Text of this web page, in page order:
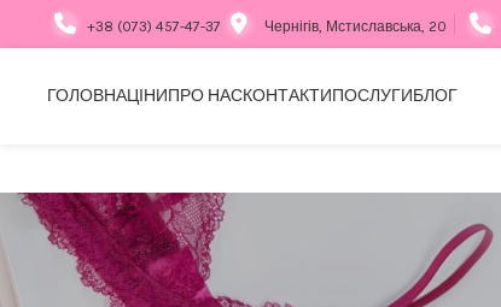
+38 (073) 457-47-37 Чернігів, Мстиславська, 20
ГОЛОВНАЦІНИПРО НАСКОНТАКТИПОСЛУГИБЛОГ